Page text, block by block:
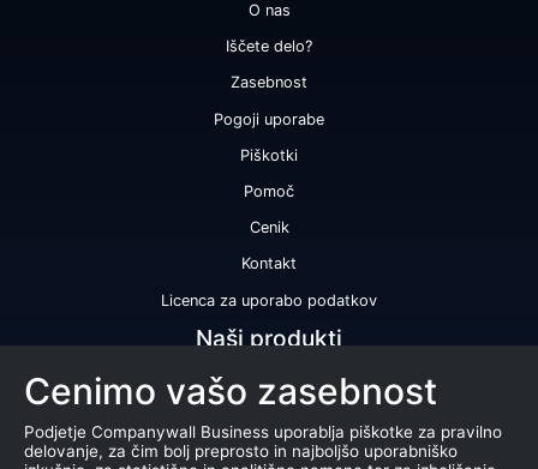
O nas
Iščete delo?
Zasebnost
Pogoji uporabe
Piškotki
Pomoč
Cenik
Kontakt
Licenca za uporabo podatkov
Naši produkti
Bonitetna ocena
Bonitetno poročilo
Certifikat bonitetne odličnosti
Cenimo vašo zasebnost
Podjetje Companywall Business uporablja piškotke za pravilno
delovanje, za čim bolj preprosto in najboljšo uporabniško